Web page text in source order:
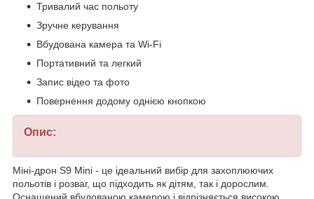
Тривалий час польоту
Зручне керування
Вбудована камера та Wi-Fi
Портативний та легкий
Запис відео та фото
Повернення додому однією кнопкою
Опис:
Міні-дрон S9 Mini - це ідеальний вибір для захоплюючих
польотів і розваг, що підходить як дітям, так і дорослим.